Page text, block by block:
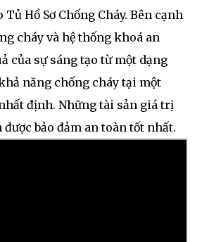
Hồ Sơ Chống Cháy. Bên cạnh
cháy và hệ thống khoá an
của sự sáng tạo từ một dạng
năng chống cháy tại một
định. Những tài sản giá trị
bảo đảm an toàn tốt nhất.